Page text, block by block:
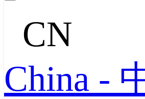
CN
China -